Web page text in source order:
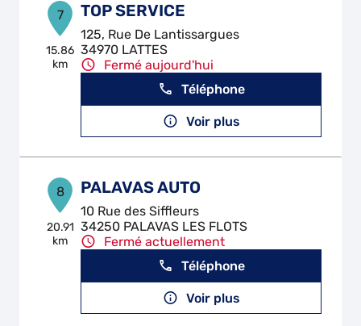
7
15.86
km
TOP SERVICE
125, Rue De Lantissargues
34970 LATTES
Fermé aujourd'hui
Téléphone
Voir plus
8
20.91
km
PALAVAS AUTO
10 Rue des Siffleurs
34250 PALAVAS LES FLOTS
Fermé actuellement
Téléphone
Voir plus